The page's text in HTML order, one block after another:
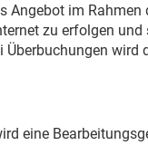
im
zu erfolgen
wird
eine